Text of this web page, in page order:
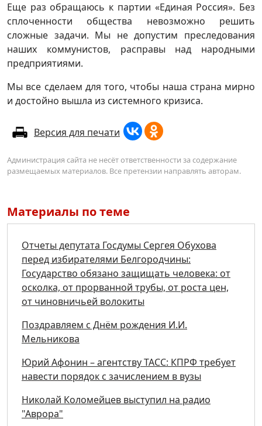
Еще раз обращаюсь к партии «Единая Россия». Без
сплоченности общества невозможно решить
сложные задачи. Мы не допустим преследования
наших коммунистов, расправы над народными
предприятиями.
Мы все сделаем для того, чтобы наша страна мирно
и достойно вышла из системного кризиса.
Версия для печати
Администрация сайта не несёт ответственности за содержание
размещаемых материалов. Все претензии направлять авторам.
Материалы по теме
Отчеты депутата Госдумы Сергея Обухова
перед избирателями Белгородчины:
Государство обязано защищать человека: от
осколка, от прорванной трубы, от роста цен,
от чиновничьей волокиты
Поздравляем с Днём рождения И.И.
Мельникова
Юрий Афонин – агентству ТАСС: КПРФ требует
навести порядок с зачислением в вузы
Николай Коломейцев выступил на радио
"Аврора"